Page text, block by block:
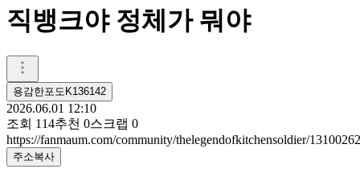
직뱅크야 정체가 뭐야
용감한포도K136142
2026.06.01 12:10
조회 114추천 0스크랩 0
https://fanmaum.com/community/thelegendofkitchensoldier/
주소복사